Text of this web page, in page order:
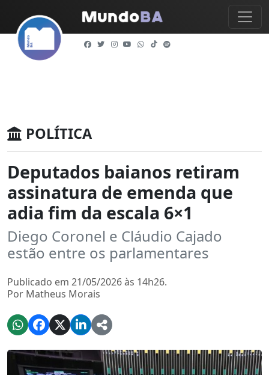
POLÍTICA
Deputados baianos retiram
assinatura de emenda que
adia fim da escala 6×1
Diego Coronel e Cláudio Cajado
estão entre os parlamentares
Publicado em 21/05/2026 às 14h26.
Por Matheus Morais